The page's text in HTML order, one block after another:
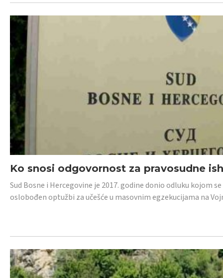
Ko snosi odgovornost za pravosudne
Sud Bosne i Hercegovine je 2017. godine donio odluku kojom
oslobođen optužbi za učešće u masovnim egzekucijama na